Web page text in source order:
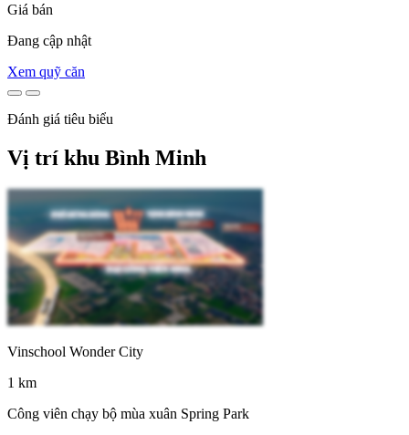
Giá bán
Đang cập nhật
Xem quỹ căn
Đánh giá tiêu biểu
Vị trí khu Bình Minh
Vinschool Wonder City
1 km
Công viên chạy bộ mùa xuân Spring Park